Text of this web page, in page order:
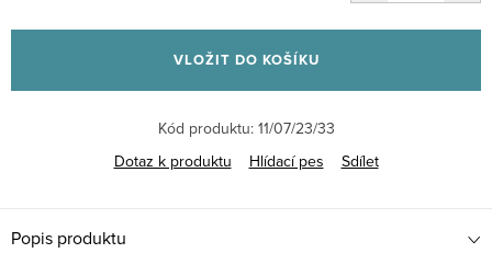
cena:
VLOŽIT DO KOŠÍKU
Kód produktu: 11/07/23/33
Dotaz k produktu
Hlídací pes Sdílet
Popis produktu